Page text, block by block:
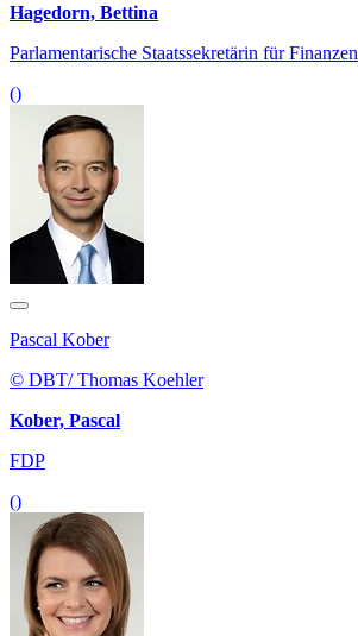
Hagedorn, Bettina
Parlamentarische Staatssekretärin für Finanzen
()
Pascal Kober
© DBT/ Thomas Koehler
Kober, Pascal
FDP
()